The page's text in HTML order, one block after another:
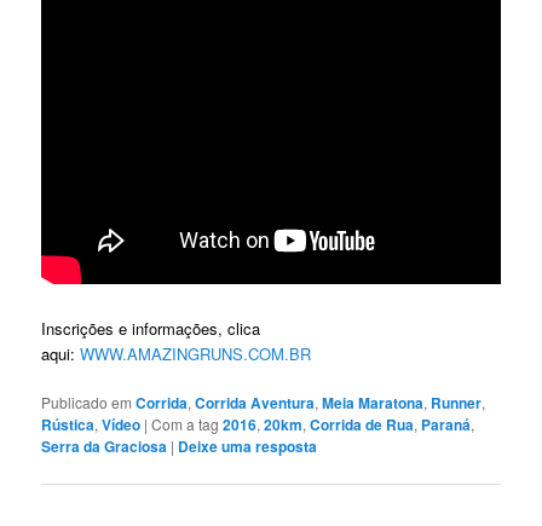
Inscrições e informações, clica
aqui: WWW.AMAZINGRUNS.COM.BR
Publicado em Corrida,Corrida Aventura,Meia Maratona, Runner,
Rústica,Vídeo |Com a tag2016,20km,Corrida de Rua, Paraná,
Serra da Graciosa | Deixe uma resposta